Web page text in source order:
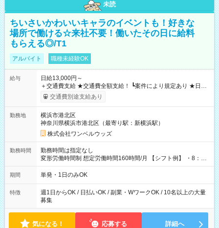
未読
ちいさいかわいいキャラのイベントも！好きな
場所で働ける☆来社不要！働いたその日に給料
もらえる◎/T1
アルバイト 職種未経験OK
給与
日給13,000円～
＋交通費支給 ★交通費全額支給！ ┗案件により規定あり ★日払
いOK！（規定あり） ┗働いたその日に現金GET♪ お仕事後はコ
ンビニATMから 日払い分を引き落とせます！ 【試用期間】試
交通費別途支給あり
勤務地
横浜市港北区
神奈川県横浜市港北区（最寄り駅：新横浜駅）
株式会社ワンベルウッズ
勤務時間
勤務時間は指定なし
変形労働時間制 想定労働時間160時間/月 【シフト例】 ・8：00
～21：00
期間 単発・1日のみOK
特徴
週1日からOK / 日払いOK / 副業・WワークOK / 10名以上の大量
募集
気になる！ 応募する 詳細へ